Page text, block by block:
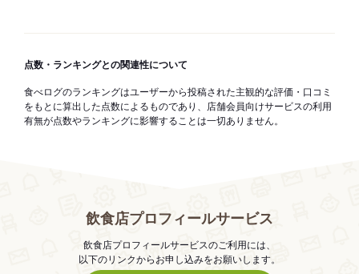
点数・ランキングとの関連性について
食べログのランキングはユーザーから投稿された主観的な評価・口コミ
をもとに算出した点数によるものであり、店舗会員向けサービスの利用
有無が点数やランキングに影響することは一切ありません。
飲食店プロフィールサービス
飲食店プロフィールサービスのご利用には、
以下のリンクからお申し込みをお願いします。